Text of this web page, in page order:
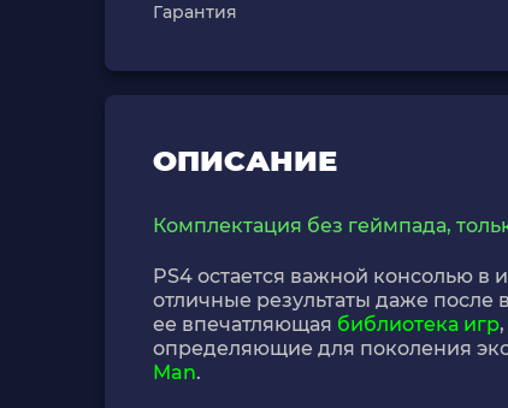
Гарантия
ОПИСАНИЕ
Комплектация без геймпада,
PS4 остается важной консолью в
отличные результаты даже после
ее впечатляющая библиотека игр
определяющие для поколения
Man.